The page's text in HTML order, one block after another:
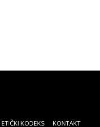
ETIČKI KODEKS
KONTAKT